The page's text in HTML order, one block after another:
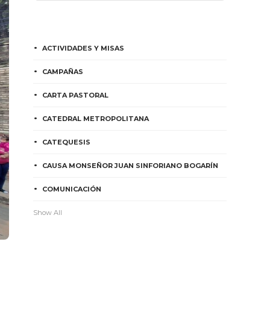
ACTIVIDADES Y MISAS
CAMPAÑAS
CARTA PASTORAL
CATEDRAL METROPOLITANA
CATEQUESIS
CAUSA MONSEÑOR JUAN SINFORIANO BOGARÍN
COMUNICACIÓN
Show All